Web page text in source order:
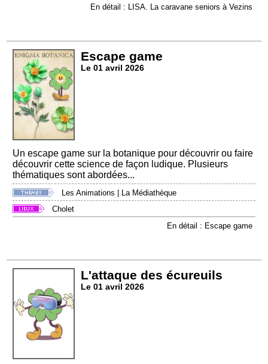
En détail : LISA. La caravane seniors à Vezins
Escape game
Le 01 avril 2026
Un escape game sur la botanique pour découvrir ou faire
découvrir cette science de façon ludique. Plusieurs
thématiques sont abordées...
Les Animations
La Médiathèque
Cholet
En détail : Escape game
L'attaque des écureuils
Le 01 avril 2026